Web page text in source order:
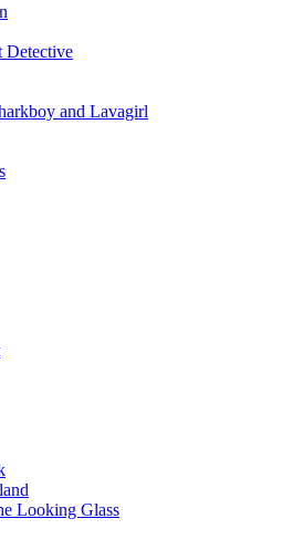
Detective
and Lavagirl
Looking Glass